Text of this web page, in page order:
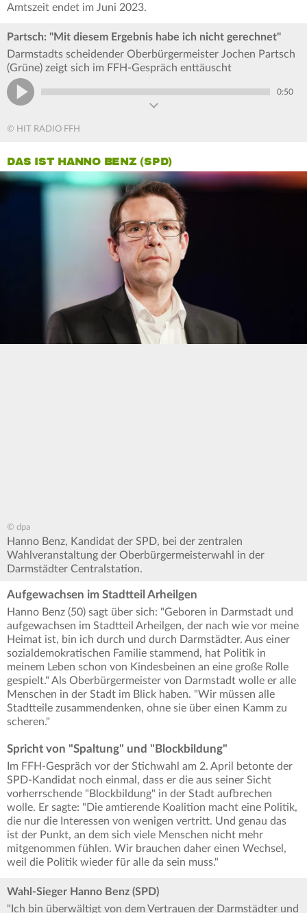
Amtszeit endet im Juni 2023.
Partsch: "Mit diesem Ergebnis habe ich nicht gerechnet"
Darmstadts scheidender Oberbürgermeister Jochen Partsch
(Grüne) zeigt sich im FFH-Gespräch enttäuscht
0:50
© HIT RADIO FFH
DAS IST HANNO BENZ (SPD)
© dpa
Hanno Benz, Kandidat der SPD, bei der zentralen
Wahlveranstaltung der Oberbürgermeisterwahl in der
Darmstädter Centralstation.
Aufgewachsen im Stadtteil Arheilgen
Hanno Benz (50) sagt über sich: "Geboren in Darmstadt und
aufgewachsen im Stadtteil Arheilgen, der nach wie vor meine
Heimat ist, bin ich durch und durch Darmstädter. Aus einer
sozialdemokratischen Familie stammend, hat Politik in
meinem Leben schon von Kindesbeinen an eine große Rolle
gespielt." Als Oberbürgermeister von Darmstadt wolle er alle
Menschen in der Stadt im Blick haben. "Wir müssen alle
Stadtteile zusammendenken, ohne sie über einen Kamm zu
scheren."
Spricht von "Spaltung" und "Blockbildung"
Im FFH-Gespräch vor der Stichwahl am 2. April betonte der
SPD-Kandidat noch einmal, dass er die aus seiner Sicht
vorherrschende "Blockbildung" in der Stadt aufbrechen
wolle. Er sagte: "Die amtierende Koalition macht eine Politik,
die nur die Interessen von wenigen vertritt. Und genau das
ist der Punkt, an dem sich viele Menschen nicht mehr
mitgenommen fühlen. Wir brauchen daher einen Wechsel,
weil die Politik wieder für alle da sein muss."
Wahl-Sieger Hanno Benz (SPD)
"Ich bin überwältigt von dem Vertrauen der Darmstädter und